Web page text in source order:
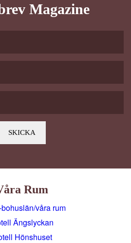
Rum
bohuslän/våra rum
Ängslyckan
Hönshuset
Magazine